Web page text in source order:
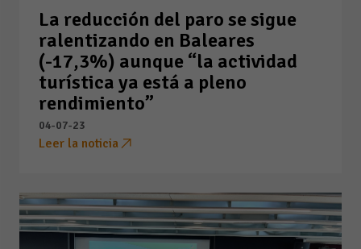
La reducción del paro se sigue
ralentizando en Baleares
(-17,3%) aunque “la actividad
turística ya está a pleno
rendimiento”
04-07-23
Leer la noticia